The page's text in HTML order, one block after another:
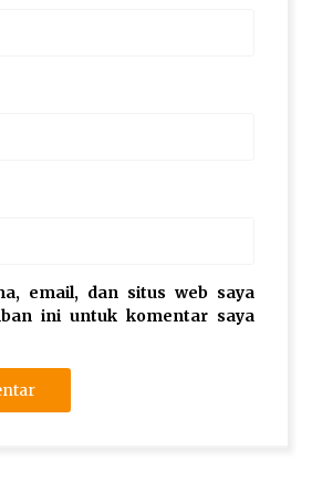
email, dan situs web saya
ini untuk komentar saya